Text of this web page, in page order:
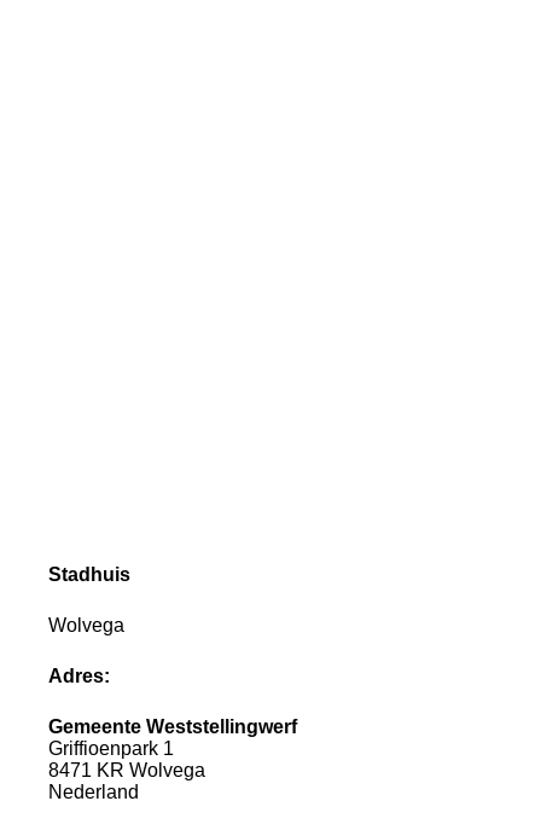
Stadhuis
Wolvega
Adres:
Gemeente Weststellingwerf
Griffioenpark 1
8471 KR Wolvega
Nederland